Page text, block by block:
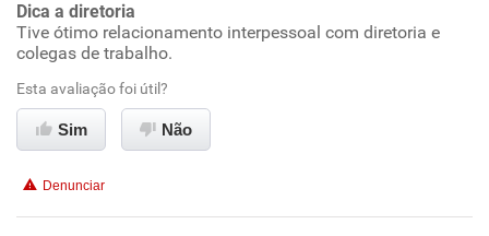
Recomenda esta empresa
Dica a diretoria
Tive ótimo relacionamento interpessoal com diretoria e
colegas de trabalho.
Esta avaliação foi útil?
Sim Não
Denunciar